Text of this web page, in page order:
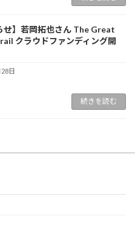
せ】若岡拓也さん The Great
クラウドファンディング開
日
続きを読む